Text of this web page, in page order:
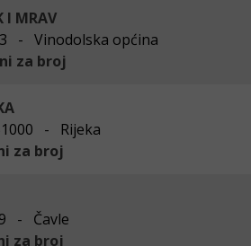
I MRAV
- Vinodolska općina
za broj
- Rijeka
za broj
- Čavle
za broj